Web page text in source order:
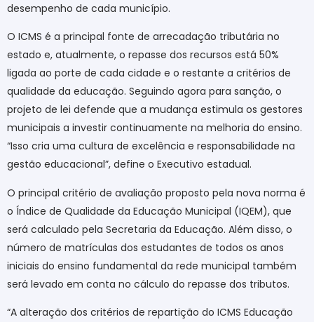
desempenho de cada município.
O ICMS é a principal fonte de arrecadação tributária no
estado e, atualmente, o repasse dos recursos está 50%
ligada ao porte de cada cidade e o restante a critérios de
qualidade da educação. Seguindo agora para sanção, o
projeto de lei defende que a mudança estimula os gestores
municipais a investir continuamente na melhoria do ensino.
“Isso cria uma cultura de excelência e responsabilidade na
gestão educacional”, define o Executivo estadual.
O principal critério de avaliação proposto pela nova norma é
o Índice de Qualidade da Educação Municipal (IQEM), que
será calculado pela Secretaria da Educação. Além disso, o
número de matrículas dos estudantes de todos os anos
iniciais do ensino fundamental da rede municipal também
será levado em conta no cálculo do repasse dos tributos.
“A alteração dos critérios de repartição do ICMS Educação